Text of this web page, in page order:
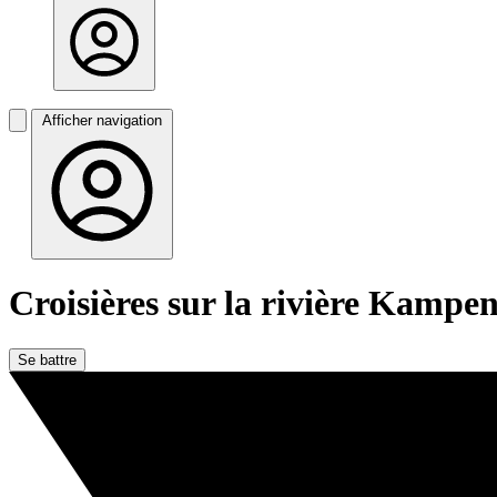
Afficher navigation
Croisières sur la rivière
Se battre